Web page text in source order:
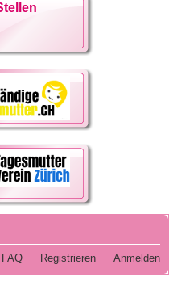
FAQ Registrieren Anmelden